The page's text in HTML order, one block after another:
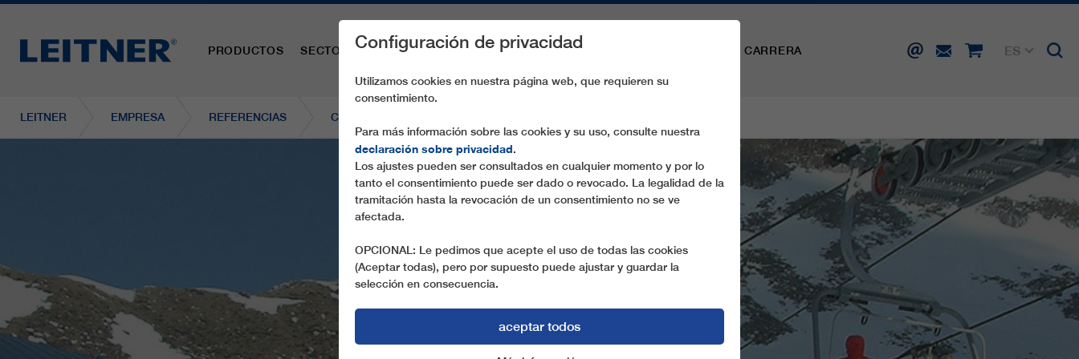
PRODUCTOS SECTORES PIEZAS DE RECAMBIO SERVICIO CARRERA
ES
LEITNER EMPRESA REFERENCIAS CD4 TREMOL II
Configuración de privacidad
Utilizamos cookies en nuestra página web, que requieren su
consentimiento.
Para más información sobre las cookies y su uso, consulte nuestra
declaración sobre privacidad.
Los ajustes pueden ser consultados en cualquier momento y por lo
tanto el consentimiento puede ser dado o revocado. La legalidad de la
tramitación hasta la revocación de un consentimiento no se ve
afectada.
OPCIONAL: Le pedimos que acepte el uso de todas las cookies
(Aceptar todas), pero por supuesto puede ajustar y guardar la
selección en consecuencia.
aceptar todos